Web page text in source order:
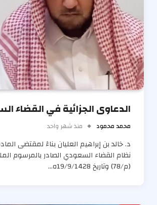
الدعاوى الجزائية في القضاء
محمد محمود منذ شهر واحد
د. خالد بن إبراهيم العليان بناءً لمقتضى
نظام القضاء السعودي الصادر بالمرسوم
(م/78) وتاريخ 19/9/1428ه…